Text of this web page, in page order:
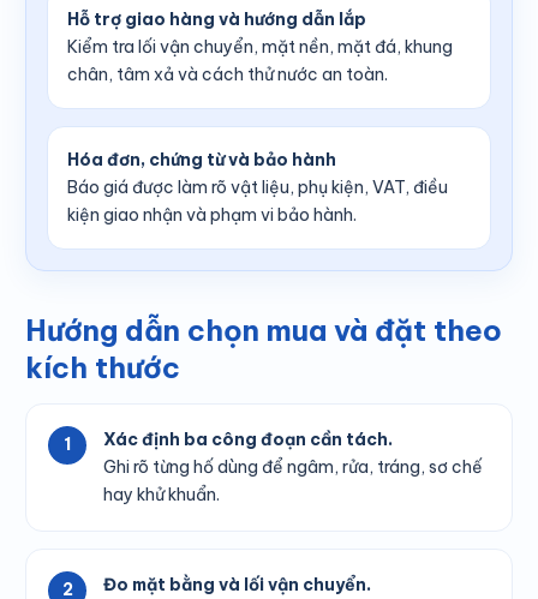
Hỗ trợ giao hàng và hướng dẫn lắp
Kiểm tra lối vận chuyển, mặt nền, mặt đá, khung
chân, tâm xả và cách thử nước an toàn.
Hóa đơn, chứng từ và bảo hành
Báo giá được làm rõ vật liệu, phụ kiện, VAT, điều
kiện giao nhận và phạm vi bảo hành.
Hướng dẫn chọn mua và đặt theo
kích thước
Xác định ba công đoạn cần tách.
Ghi rõ từng hố dùng để ngâm, rửa, tráng, sơ chế
hay khử khuẩn.
Đo mặt bằng và lối vận chuyển.